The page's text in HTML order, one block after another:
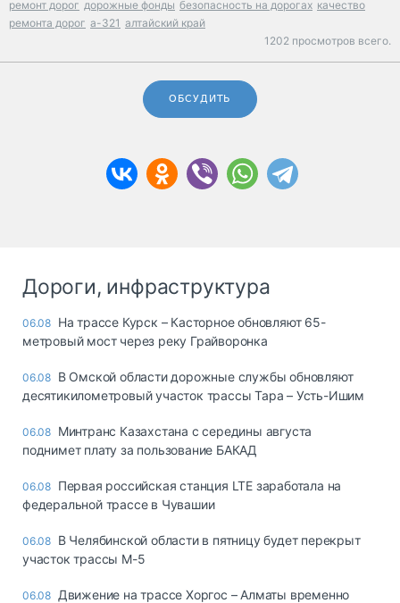
ремонт дорог дорожные фонды безопасность на дорогах качество
ремонта дорог а-321 алтайский край
1202 просмотров всего.
ОБСУДИТЬ
Дороги, инфраструктура
06.08 На трассе Курск – Касторное обновляют 65-
метровый мост через реку Грайворонка
06.08 В Омской области дорожные службы обновляют
десятикилометровый участок трассы Тара – Усть-Ишим
06.08 Минтранс Казахстана с середины августа
поднимет плату за пользование БАКАД
06.08 Первая российская станция LTE заработала на
федеральной трассе в Чувашии
06.08 В Челябинской области в пятницу будет перекрыт
участок трассы М-5
06.08 Движение на трассе Хоргос – Алматы временно